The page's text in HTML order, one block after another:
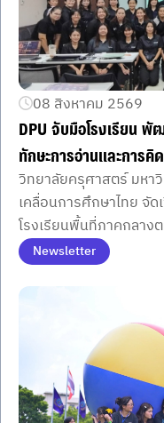
08 สิงหาคม 2569
DPU จับมือโรงเรียน
ทักษะการอ่านและการคิ
วิทยาลัยครุศาสตร์ มหา
เคลื่อนการศึกษาไทย จั
โรงเรียนพื้นที่ภาคกลาง
ศักยภาพการคิดและการ
Newsletter